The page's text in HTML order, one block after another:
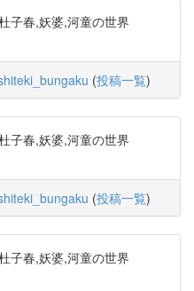
子春,妖婆,河童の世界
(投稿一覧)
子春,妖婆,河童の世界
(投稿一覧)
子春,妖婆,河童の世界